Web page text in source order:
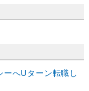
へUターン転職し